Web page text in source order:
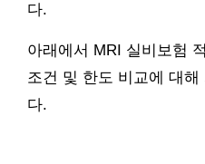
다.
아래에서 MRI 실비보험
조건 및 한도 비교에 대해
다.